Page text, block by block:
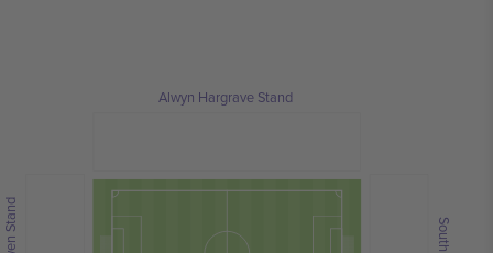
Alwyn Hargrave Stand